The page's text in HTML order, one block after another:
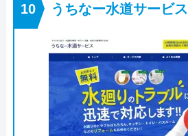
うちなー水道サービス